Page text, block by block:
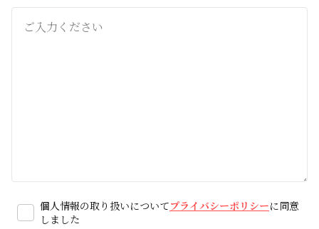
個人情報の取り扱いについてプライバシーポリシーに同意
しました